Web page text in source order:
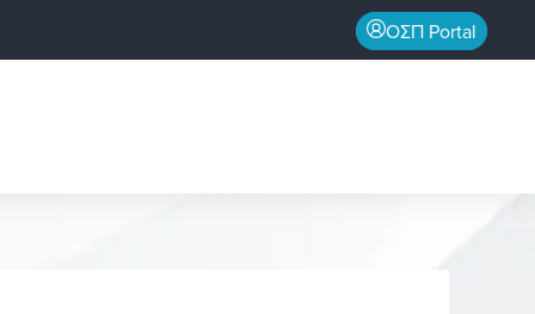
ΟΣΠ Portal